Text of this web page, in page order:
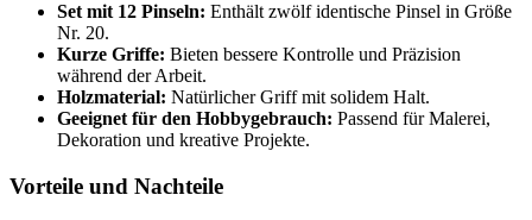
Set mit 12 Pinseln: Enthält zwölf identische Pinsel in Größe
Nr. 20.
Kurze Griffe: Bieten bessere Kontrolle und Präzision
während der Arbeit.
Holzmaterial: Natürlicher Griff mit solidem Halt.
Geeignet für den Hobbygebrauch: Passend für Malerei,
Dekoration und kreative Projekte.
Vorteile und Nachteile